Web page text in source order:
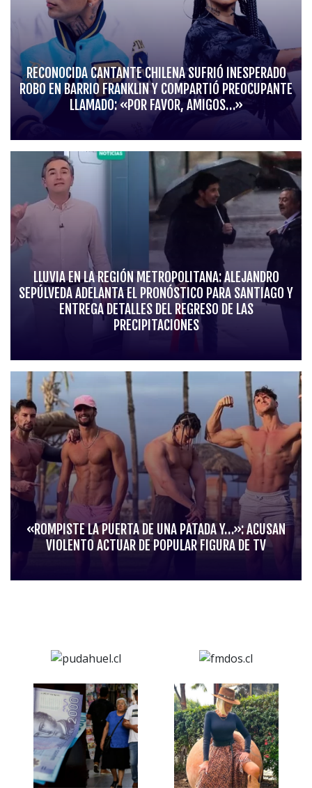
RECONOCIDA CANTANTE CHILENA SUFRIÓ INESPERADO
ROBO EN BARRIO FRANKLIN Y COMPARTIÓ PREOCUPANTE
LLAMADO: «POR FAVOR, AMIGOS…»
LLUVIA EN LA REGIÓN METROPOLITANA: ALEJANDRO
SEPÚLVEDA ADELANTA EL PRONÓSTICO PARA SANTIAGO Y
ENTREGA DETALLES DEL REGRESO DE LAS
PRECIPITACIONES
«ROMPISTE LA PUERTA DE UNA PATADA Y…»: ACUSAN
VIOLENTO ACTUAR DE POPULAR FIGURA DE TV